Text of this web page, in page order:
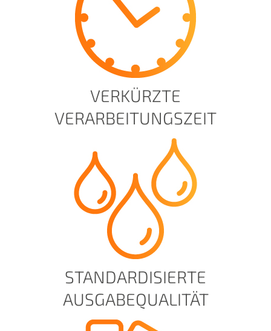
VERKÜRZTE
VERARBEITUNGSZEIT
STANDARDISIERTE
AUSGABEQUALITÄT